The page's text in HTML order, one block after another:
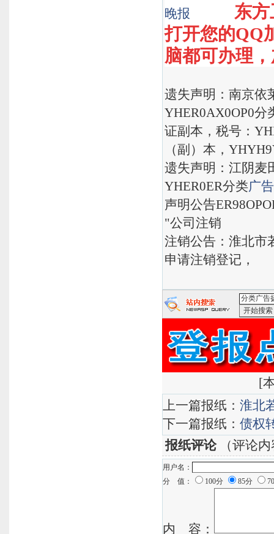
晚报
东
打开您的QQ
脑都可办理
遗失声明：南京依
YHER0AX0OP0分
证副本，税号：
（副）本，
遗失声明：江阴麦
YHER0ER分类广告
声明公告
"公司注销
注销公告：淮北市
申请注销登记，
[
上一篇报纸： 淮北
下一篇报纸： 债权
报纸评论（评论内
用户名：
分 值：
100分 85分
内 容：